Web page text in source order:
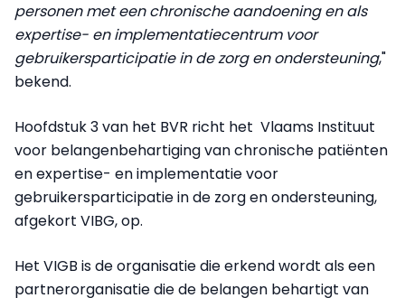
personen met een chronische aandoening en als
expertise- en implementatiecentrum voor
gebruikersparticipatie in de zorg en ondersteuning,"
bekend.
Hoofdstuk 3 van het BVR richt het Vlaams Instituut
voor belangenbehartiging van chronische patiënten
en expertise- en implementatie voor
gebruikersparticipatie in de zorg en ondersteuning,
afgekort VIBG, op.
Het VIGB is de organisatie die erkend wordt als een
partnerorganisatie die de belangen behartigt van